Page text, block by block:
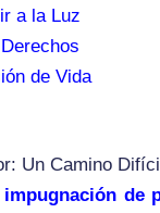
a la Luz
de Vida
Un Camino
impugnación de